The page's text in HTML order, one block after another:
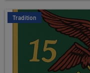
Tradition